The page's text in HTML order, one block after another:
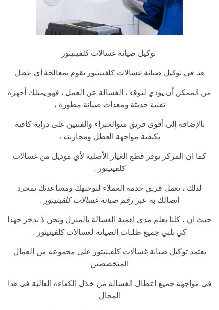
توكيل صيانة غسالات كلفينيتور
هنا فى توكيل صيانة غسالات كلفينيتور يقوم بمعالجة أي عطل
من الممكن أن يؤدي لتوقف الغسالة عن العمل ، فهو يمتلك أجهزة
تقنية حديثة ومعدات صيانة مطورة ،
بالإضافة إلى أقوى فريق منوالخبراء والفنيين على دراية كافية
بكيفية مواجهة العطل ومحاربته ،
كما ان المركز يوفر قطع الغيار الأصلية لأي موديل من غسالات
كلفينيتور .
لذلك ، يعمل فريق خدمة العملاء لتوجيهك ومساعدتك بمجرد
اتصالك به عبر رقم صيانة غسالات كلفينيتور .
حيث ان ، كلنا يعلم مدى اهمية الغسالة بالمنزل ونحن لا ندخر جهدا
كي نلبي جميع طلبات الصيانه لغسالات كلفينيتور .
يعتمد توكيل صيانة غسالات كلفينيتور على مجموعه من العمال
المتخصصين
فى مواجهة جميع اعطال الغسالة من خلال الكفاءة العالية فى هذا
المجال